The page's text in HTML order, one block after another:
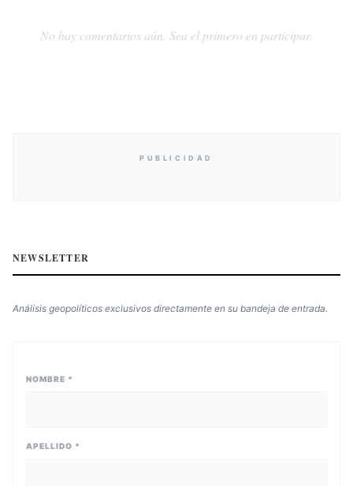
No hay comentarios aún. Sea el primero en participar.
PUBLICIDAD
NEWSLETTER
Análisis geopolíticos exclusivos directamente en su bandeja de entrada.
NOMBRE *
APELLIDO *